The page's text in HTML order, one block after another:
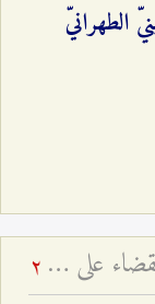
الطهرانيّ
دستور الإمام الصادق عليه السلام للقضاء على الفرعونية 2